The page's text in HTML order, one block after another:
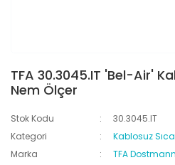
TFA 30.3045.IT 'Bel-Air'
Nem Ölçer
Stok Kodu
30.3045.IT
Kategori
Kablosuz
Marka
TFA Dostmann